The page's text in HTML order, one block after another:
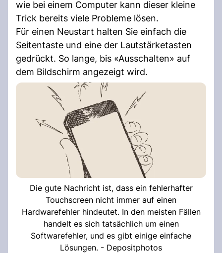
wie bei einem Computer kann dieser kleine
Trick bereits viele Probleme lösen.
Für einen Neustart halten Sie einfach die
Seitentaste und eine der Lautstärketasten
gedrückt. So lange, bis «Ausschalten» auf
dem Bildschirm angezeigt wird.
Die gute Nachricht ist, dass ein fehlerhafter
Touchscreen nicht immer auf einen
Hardwarefehler hindeutet. In den meisten Fällen
handelt es sich tatsächlich um einen
Softwarefehler, und es gibt einige einfache
Lösungen. - Depositphotos